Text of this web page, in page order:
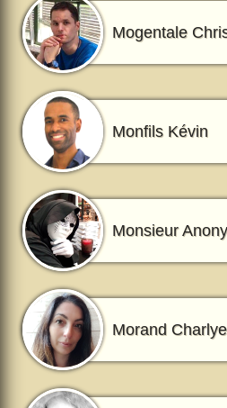
Mogentale
Monfils Kévin
Monsieur
Morand Charlye